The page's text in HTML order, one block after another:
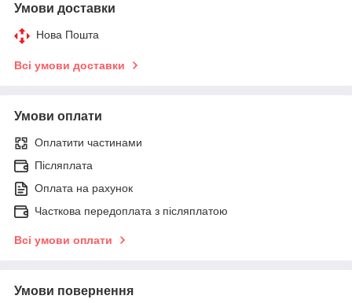
Умови доставки
Нова Пошта
Всі умови доставки
Умови оплати
Оплатити частинами
Післяплата
Оплата на рахунок
Часткова передоплата з післяплатою
Всі умови оплати
Умови повернення